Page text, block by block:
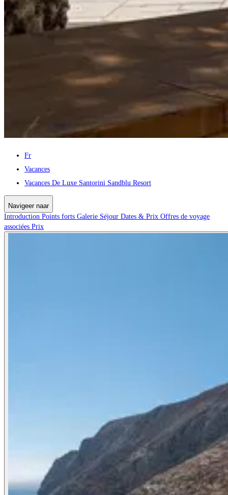
Fr
Vacances
Vacances De Luxe Santorini Sandblu Resort
Navigeer naar
Introduction Points forts Galerie Séjour Dates & Prix Offres de voyage
associées Prix